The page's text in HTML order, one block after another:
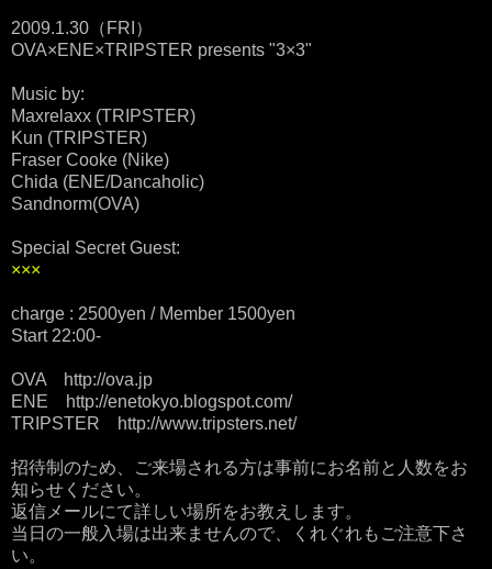
2009.1.30（FRI）
OVA×ENE×TRIPSTER presents "3×3"
Music by:
Maxrelaxx (TRIPSTER)
Kun (TRIPSTER)
Fraser Cooke (Nike)
Chida (ENE/Dancaholic)
Sandnorm(OVA)
Special Secret Guest:
×××
charge : 2500yen / Member 1500yen
Start 22:00-
OVA http://ova.jp
ENE http://enetokyo.blogspot.com/
TRIPSTER http://www.tripsters.net/
招待制のため、ご来場される方は事前にお名前と人数をお
知らせください。
返信メールにて詳しい場所をお教えします。
当日の一般入場は出来ませんので、くれぐれもご注意下さ
い。